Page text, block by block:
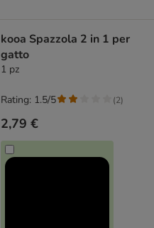
kooa Spazzola 2 in 1 per
gatto
1 pz
2,79 €
Rating: 1.5/5 (2)